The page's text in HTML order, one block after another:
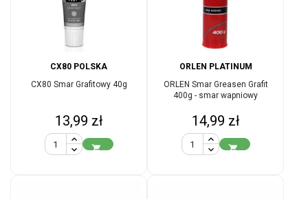
CX80 POLSKA
CX80 Smar Grafitowy 40g
Cena
13,99 zł

ORLEN PLATINUM
ORLEN Smar Greasen Grafit
400g - smar wapniowy
Cena
14,99 zł
